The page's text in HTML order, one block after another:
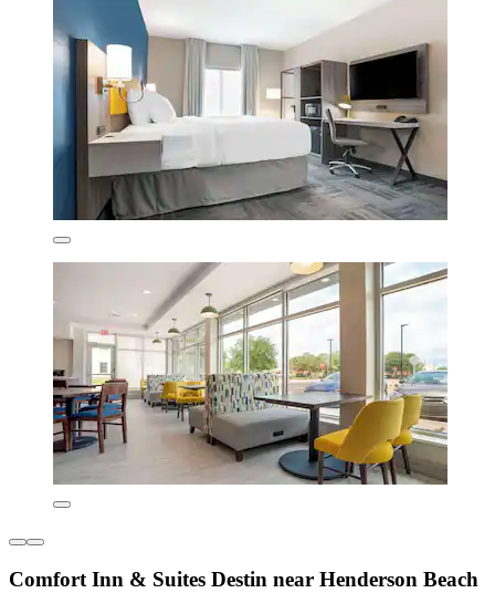
Comfort Inn & Suites Destin near Henderson Beach